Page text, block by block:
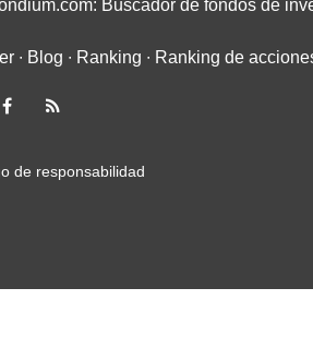
Buscador de fondos de
∙ Blog ∙ Ranking ∙ Ranking de
de responsabilidad